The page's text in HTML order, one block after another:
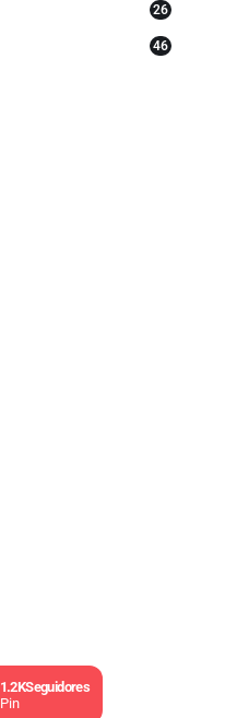
26
46
1.2KSeguidores
Pin